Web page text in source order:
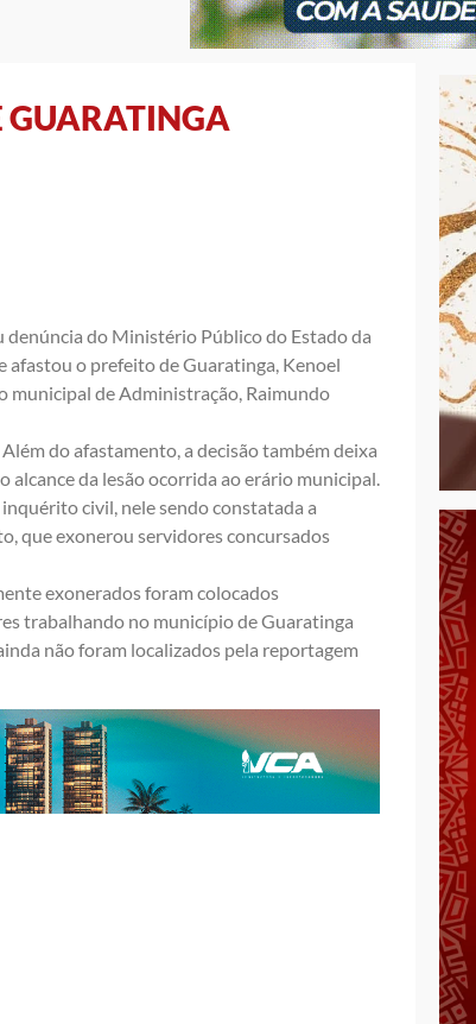
GUARATINGA
denúncia do Ministério Público do Estado da
o prefeito de Guaratinga, Kenoel
municipal de Administração, Raimundo
do afastamento, a decisão também deixa
da lesão ocorrida ao erário municipal.
civil, nele sendo constatada a
que exonerou servidores concursados
exonerados foram colocados
trabalhando no município de Guaratinga
não foram localizados pela reportagem